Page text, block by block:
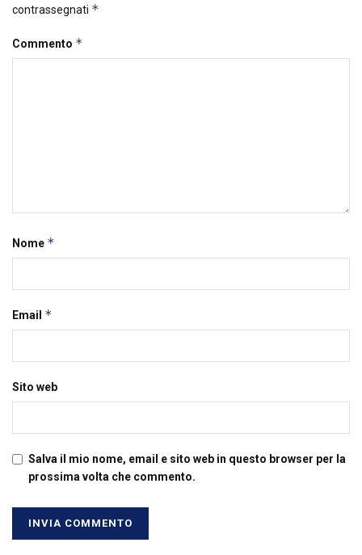
contrassegnati *
Commento *
Nome *
Email *
Sito web
Salva il mio nome, email e sito web in questo browser per la
prossima volta che commento.